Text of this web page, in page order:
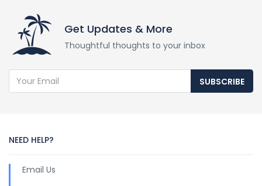
Get Updates & More
Thoughtful thoughts to your inbox
SUBSCRIBE
NEED HELP?
Email Us